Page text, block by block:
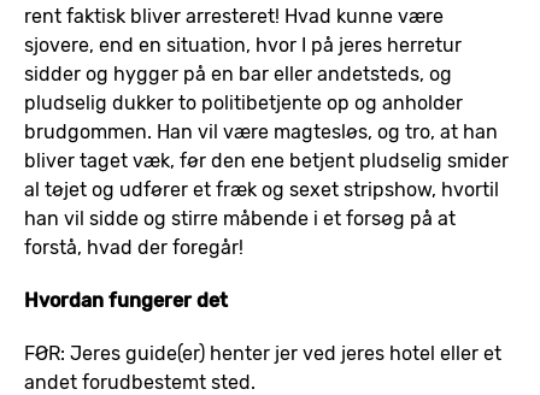
rent faktisk bliver arresteret! Hvad kunne være
sjovere, end en situation, hvor I på jeres herretur
sidder og hygger på en bar eller andetsteds, og
pludselig dukker to politibetjente op og anholder
brudgommen. Han vil være magtesløs, og tro, at han
bliver taget væk, før den ene betjent pludselig smider
al tøjet og udfører et fræk og sexet stripshow, hvortil
han vil sidde og stirre måbende i et forsøg på at
forstå, hvad der foregår!
Hvordan fungerer det
FØR: Jeres guide(er) henter jer ved jeres hotel eller et
andet forudbestemt sted.